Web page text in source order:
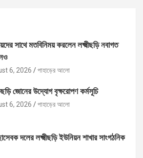
সাথে মতবিনিময় করলেন লক্ষ্মীছড়ি নবাগত
6, 2026 পাহাড়ের আলো
জোনের উদ্যোগ বৃক্ষরোপণ কর্মসূচি
6, 2026 পাহাড়ের আলো
দলের লক্ষ্মীছড়ি ইউনিয়ন শাখার সাংগঠনিক